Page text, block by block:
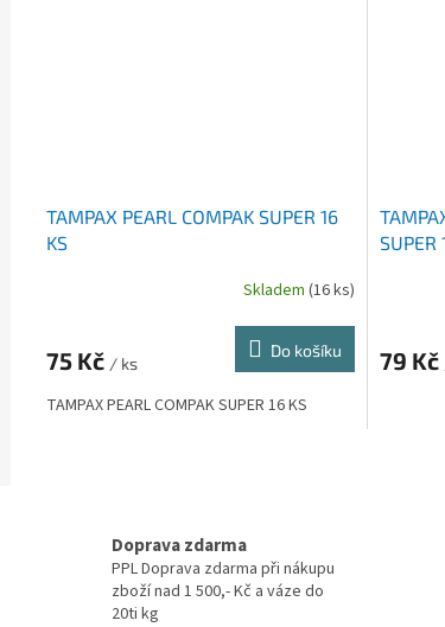
TAMPAX PEARL COMPAK SUPER 16
KS
Skladem (16 ks)
75 Kč / ks
Do košíku
TAMPAX PEARL COMPAK SUPER 16 KS
SUPER
79 Kč
Doprava zdarma
PPL Doprava zdarma při nákupu
zboží nad 1 500,- Kč a váze do
20ti kg